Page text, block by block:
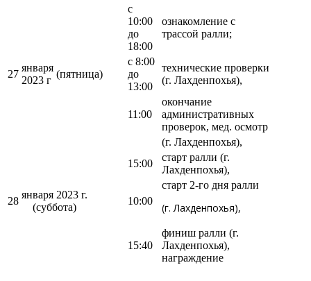
с
10:00
до
18:00
ознакомление с
трассой ралли;
27
января
2023 г
(пятница)
с 8:00
до
13:00
технические проверки
(г. Лахденпохья),
11:00
окончание
административных
проверок, мед. осмотр
(г. Лахденпохья),
15:00
старт ралли (г.
Лахденпохья),
28
января 2023 г.
(суббота)
10:00
старт 2-го дня ралли
(г. Лахденпохья),
15:40
финиш ралли (г.
Лахденпохья),
награждение